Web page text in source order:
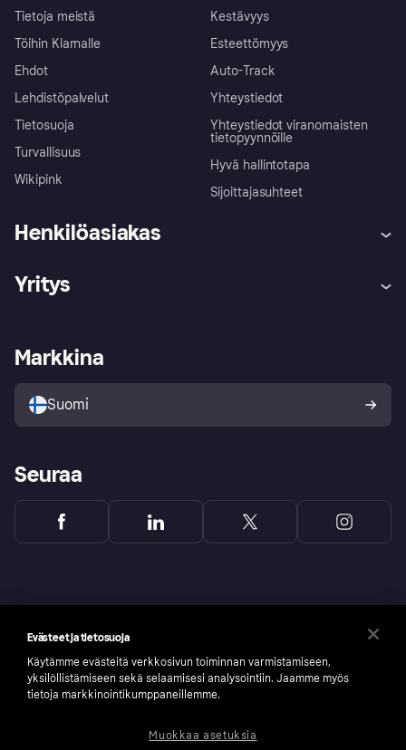
Tietoja meistä
Töihin Klarnalle
Ehdot
Lehdistöpalvelut
Tietosuoja
Turvallisuus
Wikipink
Kestävyys
Esteettömyys
Auto-Track
Yhteystiedot
Yhteystiedot viranomaisten
tietopyynnöille
Hyvä hallintotapa
Sijoittajasuhteet
Henkilöasiakas
Ohje
Kirjaudu sisään
Tutustu kauppoihin
Ostajan turva
Yritys
Kirjaudu sisään yrityksenä
Markkina
Suomi
Seuraa
Evästeet ja tietosuoja
Käytämme evästeitä verkkosivun toiminnan varmistamiseen,
yksilöllistämiseen sekä selaamisesi analysointiin. Jaamme myös
tietoja markkinointikumppaneillemme.
Muokkaa asetuksia